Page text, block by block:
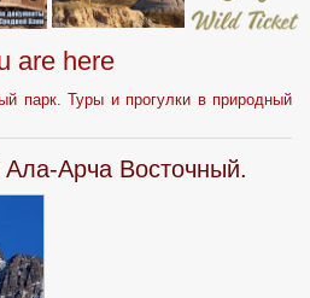
are here
парк. Туры и прогулки в природный
Арча Восточный.